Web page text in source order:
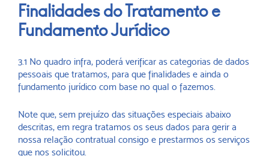
Finalidades do Tratamento e
Fundamento Jurídico
3.1 No quadro infra, poderá verificar as categorias de dados
pessoais que tratamos, para que finalidades e ainda o
fundamento jurídico com base no qual o fazemos.
Note que, sem prejuízo das situações especiais abaixo
descritas, em regra tratamos os seus dados para gerir a
nossa relação contratual consigo e prestarmos os serviços
que nos solicitou.